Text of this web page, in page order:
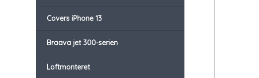
Covers iPhone 13
Braava jet 300-serien
Loftmonteret